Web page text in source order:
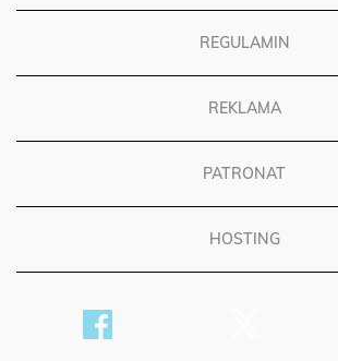
REGULAMIN
REKLAMA
PATRONAT
HOSTING